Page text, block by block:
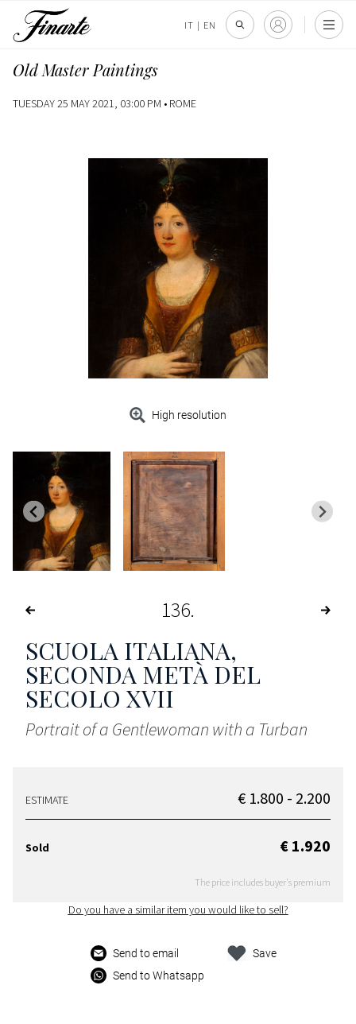
IT | EN
Old Master Paintings
TUESDAY 25 MAY 2021, 03:00 PM • ROME
High resolution
136
SCUOLA ITALIANA,
SECONDA METÀ DEL
SECOLO XVII
Portrait of a Gentlewoman with a Turban
ESTIMATE € 1.800 - 2.200
Sold € 1.920
The price includes buyer's premium
Do you have a similar item you would like to sell?
Send to email
Send to Whatsapp
Save